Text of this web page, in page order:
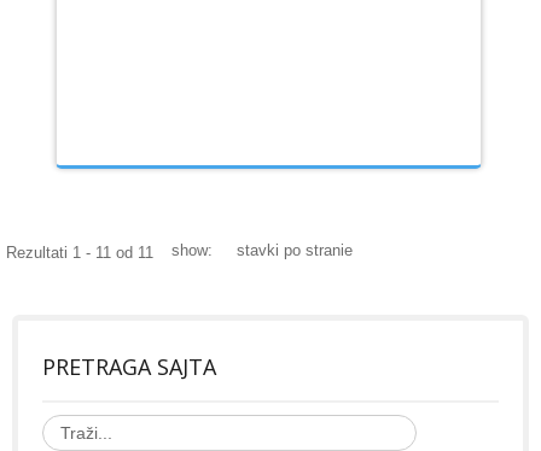
Rezultati 1 - 11 od 11 show: stavki po stranie
PRETRAGA SAJTA